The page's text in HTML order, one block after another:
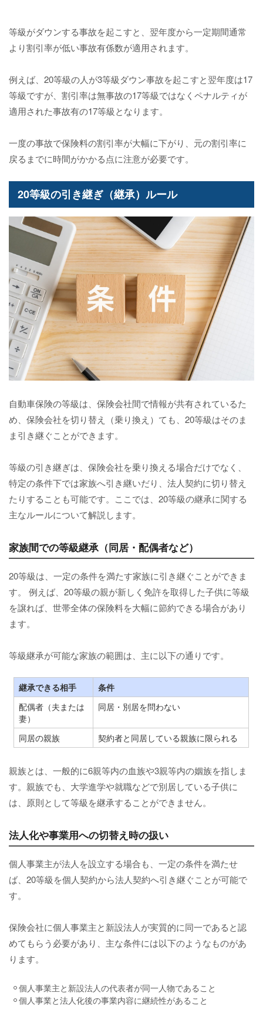
等級がダウンする事故を起こすと、翌年度から一定期間通常
より割引率が低い事故有係数が適用されます。
例えば、20等級の人が3等級ダウン事故を起こすと翌年度は17
等級ですが、割引率は無事故の17等級ではなくペナルティが
適用された事故有の17等級となります。
一度の事故で保険料の割引率が大幅に下がり、元の割引率に
戻るまでに時間がかかる点に注意が必要です。
20等級の引き継ぎ（継承）ルール
自動車保険の等級は、保険会社間で情報が共有されているた
め、保険会社を切り替え（乗り換え）ても、20等級はそのま
ま引き継ぐことができます。
等級の引き継ぎは、保険会社を乗り換える場合だけでなく、
特定の条件下では家族へ引き継いだり、法人契約に切り替え
たりすることも可能です。ここでは、20等級の継承に関する
主なルールについて解説します。
家族間での等級継承（同居・配偶者など）
20等級は、一定の条件を満たす家族に引き継ぐことができま
す。 例えば、20等級の親が新しく免許を取得した子供に等級
を譲れば、世帯全体の保険料を大幅に節約できる場合があり
ます。
等級継承が可能な家族の範囲は、主に以下の通りです。
継承できる相手
条件
配偶者（夫または
妻）
同居・別居を問わない
同居の親族 契約者と同居している親族に限られる
親族とは、一般的に6親等内の血族や3親等内の姻族を指しま
す。親族でも、大学進学や就職などで別居している子供に
は、原則として等級を継承することができません。
法人化や事業用への切替え時の扱い
個人事業主が法人を設立する場合も、一定の条件を満たせ
ば、20等級を個人契約から法人契約へ引き継ぐことが可能で
す。
保険会社に個人事業主と新設法人が実質的に同一であると認
めてもらう必要があり、主な条件には以下のようなものがあ
ります。
個人事業主と新設法人の代表者が同一人物であること
個人事業と法人化後の事業内容に継続性があること